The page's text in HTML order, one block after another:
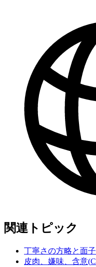
関連トピック
丁寧さの方略と面
皮肉、嫌味、含意(